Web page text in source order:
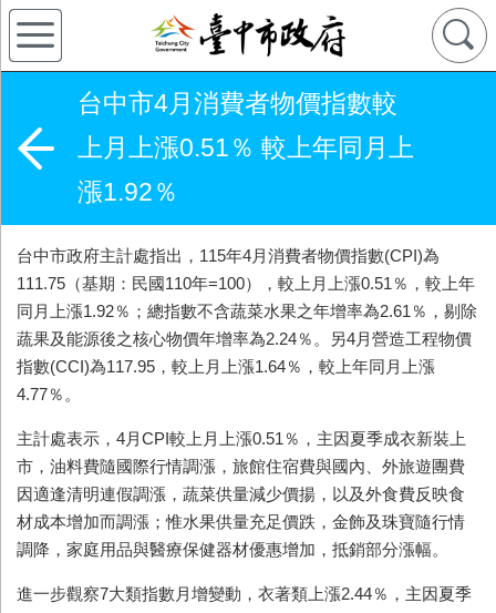
台中市4月消費者物價指數較
上月上漲0.51％ 較上年同月上
漲1.92％
台中市政府主計處指出，115年4月消費者物價指數(CPI)為
111.75（基期：民國110年=100），較上月上漲0.51％，較上年
同月上漲1.92％；總指數不含蔬菜水果之年增率為2.61％，剔除
蔬果及能源後之核心物價年增率為2.24％。另4月營造工程物價
指數(CCI)為117.95，較上月上漲1.64％，較上年同月上漲
4.77％。
主計處表示，4月CPI較上月上漲0.51％，主因夏季成衣新裝上
市，油料費隨國際行情調漲，旅館住宿費與國內、外旅遊團費
因適逢清明連假調漲，蔬菜供量減少價揚，以及外食費反映食
材成本增加而調漲；惟水果供量充足價跌，金飾及珠寶隨行情
調降，家庭用品與醫療保健器材優惠增加，抵銷部分漲幅。
進一步觀察7大類指數月增變動，衣著類上漲2.44％，主因夏季